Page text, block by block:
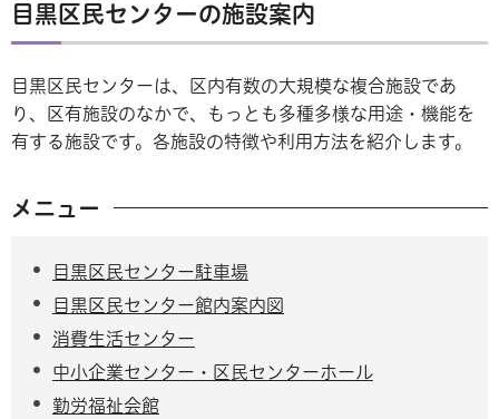
目黒区民センターの施設案内
目黒区民センターは、区内有数の大規模な複合施設であ
り、区有施設のなかで、もっとも多種多様な用途・機能を
有する施設です。各施設の特徴や利用方法を紹介します。
メニュー
目黒区民センター駐車場
目黒区民センター館内案内図
消費生活センター
中小企業センター・区民センターホール
勤労福祉会館